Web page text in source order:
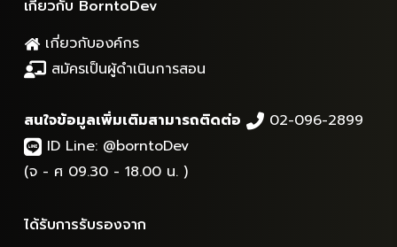
เกี่ยวกับ BorntoDev
เกี่ยวกับองค์กร
สมัครเป็นผู้ดำเนินการสอน
สนใจข้อมูลเพิ่มเติมสามารถติดต่อ
02-096-2899
ID Line: @borntoDev
(จ - ศ 09.30 - 18.00 น. )
ได้รับการรับรองจาก